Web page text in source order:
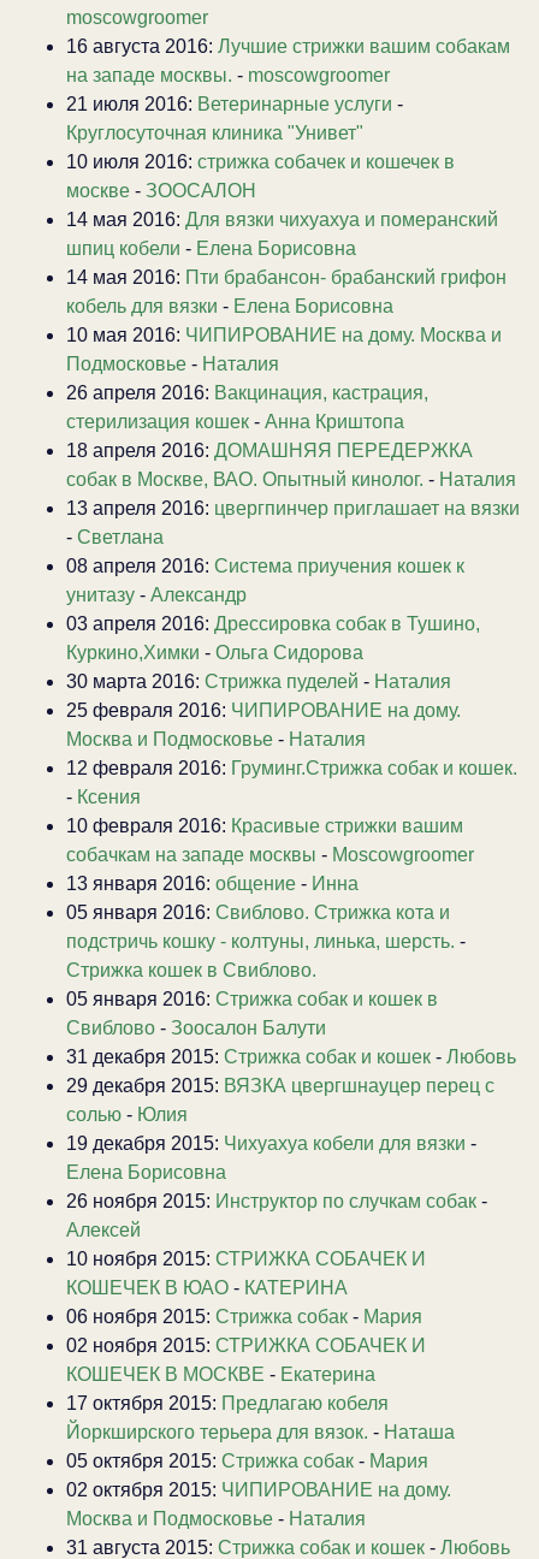
moscowgroomer
16 августа 2016: Лучшие стрижки вашим собакам
на западе москвы. - moscowgroomer
21 июля 2016: Ветеринарные услуги -
Круглосуточная клиника "Унивет"
10 июля 2016: стрижка собачек и кошечек в
москве - ЗООСАЛОН
14 мая 2016: Для вязки чихуахуа и померанский
шпиц кобели - Елена Борисовна
14 мая 2016: Пти брабансон- брабанский грифон
кобель для вязки - Елена Борисовна
10 мая 2016: ЧИПИРОВАНИЕ на дому. Москва и
Подмосковье - Наталия
26 апреля 2016: Вакцинация, кастрация,
стерилизация кошек - Анна Криштопа
18 апреля 2016: ДОМАШНЯЯ ПЕРЕДЕРЖКА
собак в Москве, ВАО. Опытный кинолог. - Наталия
13 апреля 2016: цвергпинчер приглашает на вязки
- Светлана
08 апреля 2016: Система приучения кошек к
унитазу - Александр
03 апреля 2016: Дрессировка собак в Тушино,
Куркино,Химки - Ольга Сидорова
30 марта 2016: Стрижка пуделей - Наталия
25 февраля 2016: ЧИПИРОВАНИЕ на дому.
Москва и Подмосковье - Наталия
12 февраля 2016: Груминг.Стрижка собак и кошек.
- Ксения
10 февраля 2016: Красивые стрижки вашим
собачкам на западе москвы - Moscowgroomer
13 января 2016: общение - Инна
05 января 2016: Свиблово. Стрижка кота и
подстричь кошку - колтуны, линька, шерсть. -
Стрижка кошек в Свиблово.
05 января 2016: Стрижка собак и кошек в
Свиблово - Зоосалон Балути
31 декабря 2015: Стрижка собак и кошек - Любовь
29 декабря 2015: ВЯЗКА цвергшнауцер перец с
солью - Юлия
19 декабря 2015: Чихуахуа кобели для вязки -
Елена Борисовна
26 ноября 2015: Инструктор по случкам собак -
Алексей
10 ноября 2015: СТРИЖКА СОБАЧЕК И
КОШЕЧЕК В ЮАО - КАТЕРИНА
06 ноября 2015: Стрижка собак - Мария
02 ноября 2015: СТРИЖКА СОБАЧЕК И
КОШЕЧЕК В МОСКВЕ - Екатерина
17 октября 2015: Предлагаю кобеля
Йоркширского терьера для вязок. - Наташа
05 октября 2015: Стрижка собак - Мария
02 октября 2015: ЧИПИРОВАНИЕ на дому.
Москва и Подмосковье - Наталия
31 августа 2015: Стрижка собак и кошек - Любовь